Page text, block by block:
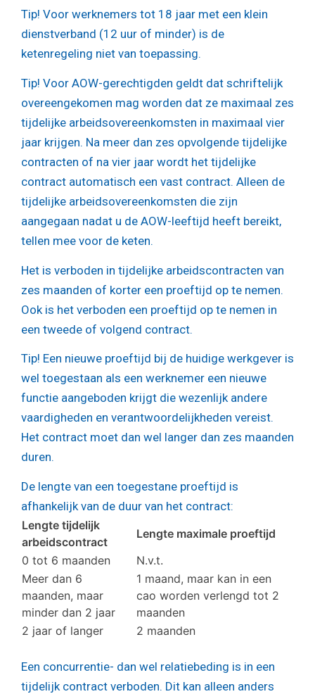
Tip! Voor werknemers tot 18 jaar met een klein
dienstverband (12 uur of minder) is de
ketenregeling niet van toepassing.
Tip! Voor AOW-gerechtigden geldt dat schriftelijk
overeengekomen mag worden dat ze maximaal zes
tijdelijke arbeidsovereenkomsten in maximaal vier
jaar krijgen. Na meer dan zes opvolgende tijdelijke
contracten of na vier jaar wordt het tijdelijke
contract automatisch een vast contract. Alleen de
tijdelijke arbeidsovereenkomsten die zijn
aangegaan nadat u de AOW-leeftijd heeft bereikt,
tellen mee voor de keten.
Het is verboden in tijdelijke arbeidscontracten van
zes maanden of korter een proeftijd op te nemen.
Ook is het verboden een proeftijd op te nemen in
een tweede of volgend contract.
Tip! Een nieuwe proeftijd bij de huidige werkgever is
wel toegestaan als een werknemer een nieuwe
functie aangeboden krijgt die wezenlijk andere
vaardigheden en verantwoordelijkheden vereist.
Het contract moet dan wel langer dan zes maanden
duren.
De lengte van een toegestane proeftijd is
afhankelijk van de duur van het contract:
Lengte tijdelijk
arbeidscontract
Lengte maximale proeftijd
0 tot 6 maanden
N.v.t.
Meer dan 6
maanden, maar
minder dan 2 jaar
1 maand, maar kan in een
cao worden verlengd tot 2
maanden
2 jaar of langer
2 maanden
Een concurrentie- dan wel relatiebeding is in een
tijdelijk contract verboden. Dit kan alleen anders